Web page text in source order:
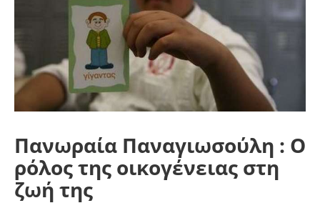
Πανωραία Παναγιωσούλη : Ο
ρόλος της οικογένειας στη
ζωή της